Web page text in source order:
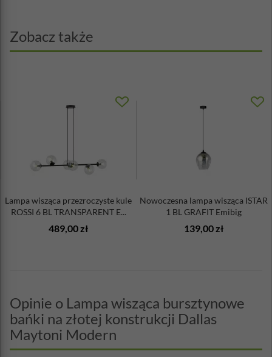
Zobacz także
Lampa wisząca przezroczyste kule
ROSSI 6 BL TRANSPARENT E...
489,00 zł
Nowoczesna lampa wisząca ISTAR
1 BL GRAFIT Emibig
139,00 zł
Opinie o Lampa wisząca bursztynowe
bańki na złotej konstrukcji Dallas
Maytoni Modern